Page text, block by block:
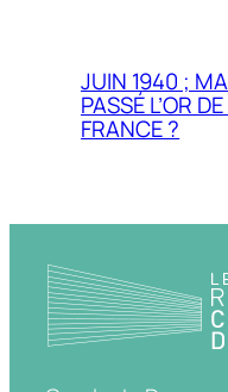
JUIN 1940 ;
PASSÉ L’OR
FRANCE ?